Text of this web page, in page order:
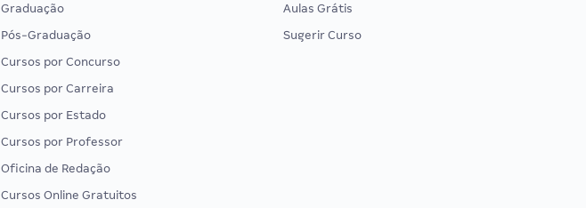
Graduação
Pós-Graduação
Cursos por Concurso
Cursos por Carreira
Cursos por Estado
Cursos por Professor
Oficina de Redação
Cursos Online Gratuitos
Aulas Grátis
Sugerir Curso